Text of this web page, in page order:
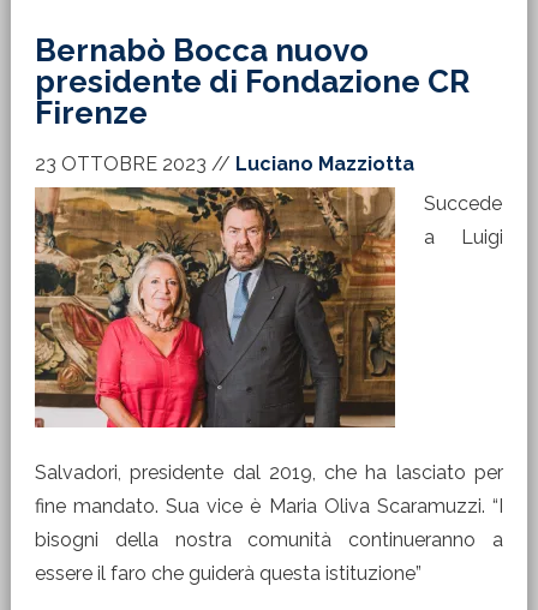
Bernabò Bocca nuovo
presidente di Fondazione CR
Firenze
23 OTTOBRE 2023 // Luciano Mazziotta
Succede
a Luigi
Salvadori, presidente dal 2019, che ha lasciato per
fine mandato. Sua vice è Maria Oliva Scaramuzzi. “I
bisogni della nostra comunità continueranno a
essere il faro che guiderà questa istituzione”